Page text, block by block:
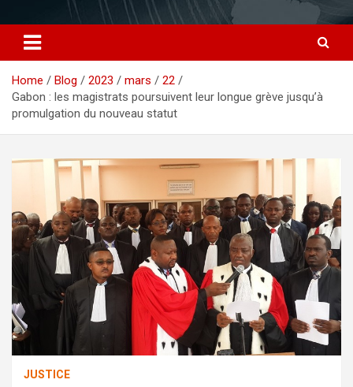
Home Blog 2023 mars
22
Gabon : les magistrats poursuivent leur longue grève jusqu’à
promulgation du nouveau statut
JUSTICE